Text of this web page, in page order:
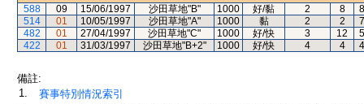
588
09 15/06/1997 沙田草地"B" 1000 好/黏 2 8
514
01 10/05/1997 沙田草地"A" 1000 黏 2 2
482
01 27/04/1997 沙田草地"C" 1000 好/快 3 12
422
01 31/03/1997 沙田草地"B+2" 1000 好/快 4 4
備註:
1.
賽事特別情況索引